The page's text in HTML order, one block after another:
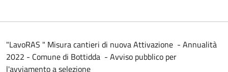
"LavoRAS " Misura cantieri di nuova Attivazione - Annualità
2022 - Comune di Bottidda - Avviso pubblico per
l'avviamento a selezione